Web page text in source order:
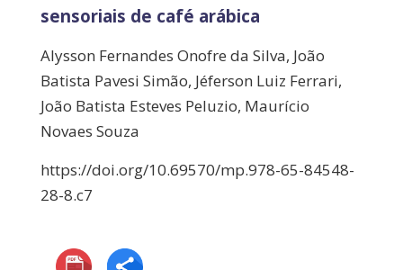
sensoriais de café arábica
Alysson Fernandes Onofre da Silva, João
Batista Pavesi Simão, Jéferson Luiz Ferrari,
João Batista Esteves Peluzio, Maurício
Novaes Souza
https://doi.org/10.69570/mp.978-65-84548-
28-8.c7